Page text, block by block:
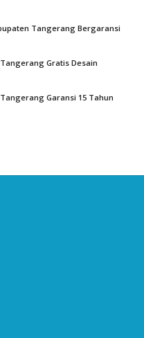
Tangerang Bergaransi
Gratis Desain
Garansi 15 Tahun